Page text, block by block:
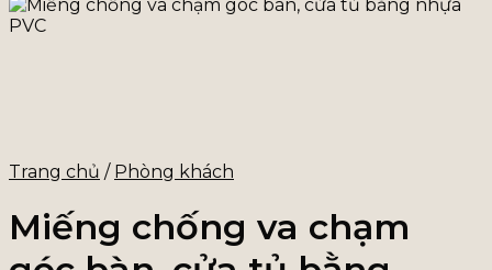
Trang chủ / Phòng khách
Miếng chống va chạm